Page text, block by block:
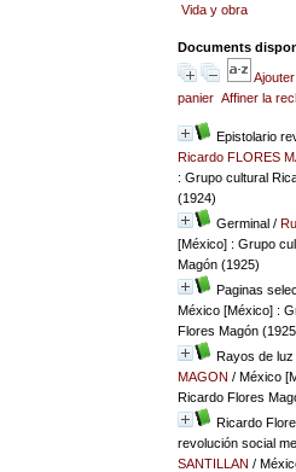
Vida y obra
Documents
panier Affiner la
Epistolario
Ricardo FLORES
: Grupo cultural
(1924)
Germinal/
[México] : Grupo
Magón (1925)
Paginas
México [México] :
Flores Magón
Rayos de luz
MAGON / México
Ricardo Flores
Ricardo
revolución social
SANTILLAN /